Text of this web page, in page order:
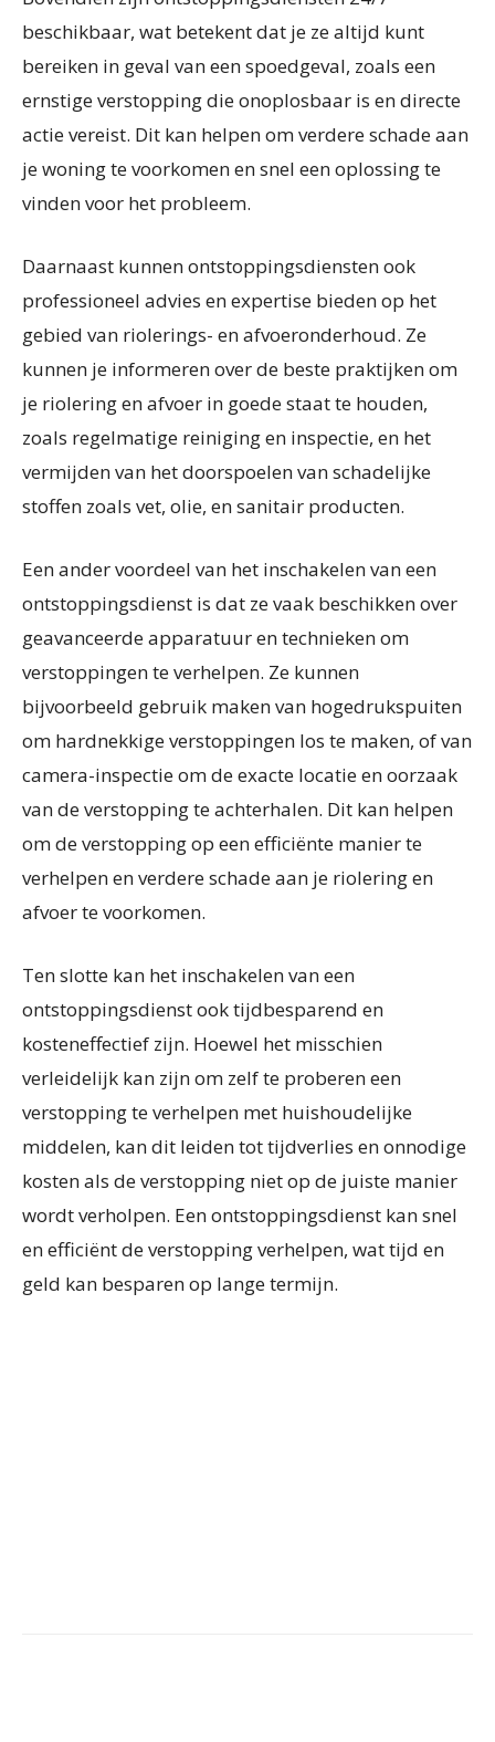
beschikbaar, wat betekent dat je ze altijd kunt
bereiken in geval van een spoedgeval, zoals een
ernstige verstopping die onoplosbaar is en directe
actie vereist. Dit kan helpen om verdere schade aan
je woning te voorkomen en snel een oplossing te
vinden voor het probleem.
Daarnaast kunnen ontstoppingsdiensten ook
professioneel advies en expertise bieden op het
gebied van riolerings- en afvoeronderhoud. Ze
kunnen je informeren over de beste praktijken om
je riolering en afvoer in goede staat te houden,
zoals regelmatige reiniging en inspectie, en het
vermijden van het doorspoelen van schadelijke
stoffen zoals vet, olie, en sanitair producten.
Een ander voordeel van het inschakelen van een
ontstoppingsdienst is dat ze vaak beschikken over
geavanceerde apparatuur en technieken om
verstoppingen te verhelpen. Ze kunnen
bijvoorbeeld gebruik maken van hogedrukspuiten
om hardnekkige verstoppingen los te maken, of van
camera-inspectie om de exacte locatie en oorzaak
van de verstopping te achterhalen. Dit kan helpen
om de verstopping op een efficiënte manier te
verhelpen en verdere schade aan je riolering en
afvoer te voorkomen.
Ten slotte kan het inschakelen van een
ontstoppingsdienst ook tijdbesparend en
kosteneffectief zijn. Hoewel het misschien
verleidelijk kan zijn om zelf te proberen een
verstopping te verhelpen met huishoudelijke
middelen, kan dit leiden tot tijdverlies en onnodige
kosten als de verstopping niet op de juiste manier
wordt verholpen. Een ontstoppingsdienst kan snel
en efficiënt de verstopping verhelpen, wat tijd en
geld kan besparen op lange termijn.